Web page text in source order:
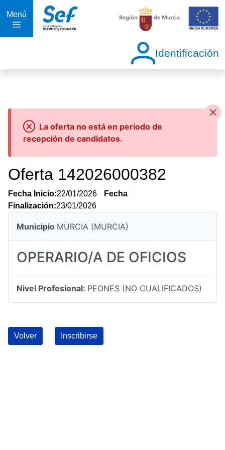
Menú
Identificación
La oferta no está en periodo de
recepción de candidatos.
Oferta 142026000382
Fecha Inicio:22/01/2026
Fecha
Finalización:23/01/2026
Municipio MURCIA (MURCIA)
OPERARIO/A DE OFICIOS
Nivel Profesional: PEONES (NO CUALIFICADOS)
Volver Inscribirse